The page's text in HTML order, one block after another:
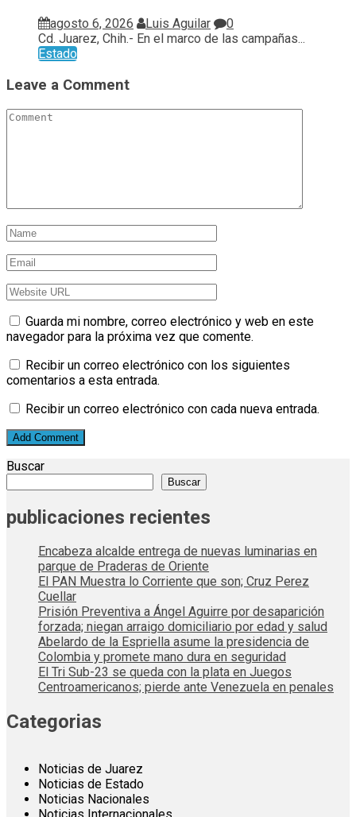
agosto 6, 2026 Luis Aguilar
0
Cd. Juarez, Chih.- En el marco de las campañas...
Estado
Leave a Comment
Guarda mi nombre, correo electrónico y web en este
navegador para la próxima vez que comente.
Recibir un correo electrónico con los siguientes
comentarios a esta entrada.
Recibir un correo electrónico con cada nueva entrada.
Buscar
Buscar
publicaciones recientes
Encabeza alcalde entrega de nuevas luminarias en
parque de Praderas de Oriente
El PAN Muestra lo Corriente que son; Cruz Perez
Cuellar
Prisión Preventiva a Ángel Aguirre por desaparición
forzada; niegan arraigo domiciliario por edad y salud
Abelardo de la Espriella asume la presidencia de
Colombia y promete mano dura en seguridad
El Tri Sub-23 se queda con la plata en Juegos
Centroamericanos; pierde ante Venezuela en penales
Categorias
Noticias de Juarez
Noticias de Estado
Noticias Nacionales